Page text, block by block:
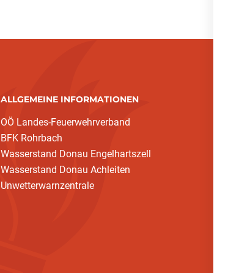
ALLGEMEINE INFORMATIONEN
OÖ Landes-Feuerwehrverband
BFK Rohrbach
Wasserstand Donau Engelhartszell
Wasserstand Donau Achleiten
Unwetterwarnzentrale